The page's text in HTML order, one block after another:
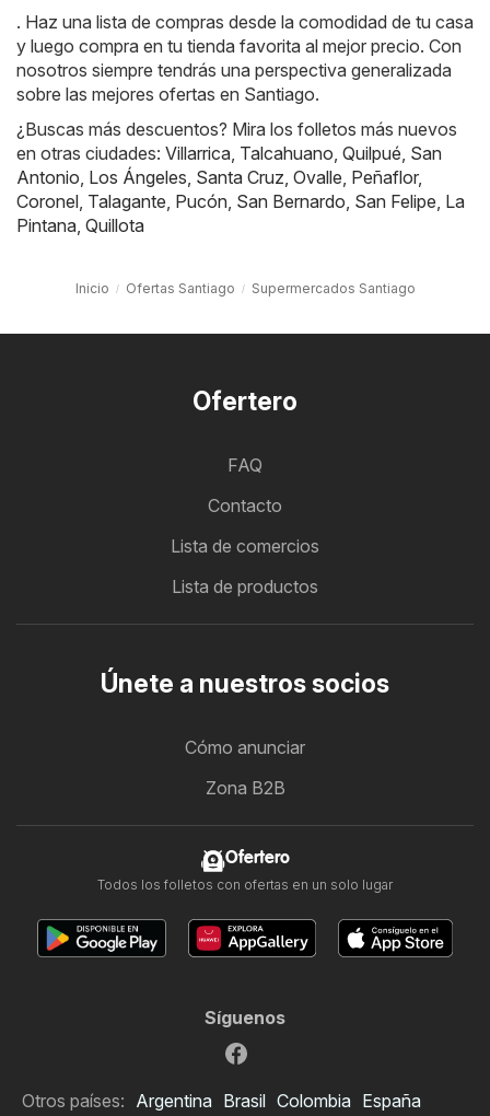
. Haz una lista de compras desde la comodidad de tu casa
y luego compra en tu tienda favorita al mejor precio. Con
nosotros siempre tendrás una perspectiva generalizada
sobre las mejores ofertas en Santiago.
¿Buscas más descuentos? Mira los folletos más nuevos
en otras ciudades: Villarrica Talcahuano Quilpué San
Antonio Los Ángeles Santa Cruz Ovalle Peñaflor,
Coronel Talagante Pucón San Bernardo San Felipe La
Pintana Quillota
Inicio Ofertas Santiago Supermercados Santiago
Ofertero
FAQ
Contacto
Lista de comercios
Lista de productos
Únete a nuestros socios
Cómo anunciar
Zona B2B
Ofertero
Todos los folletos con ofertas en un solo lugar
Síguenos
Otros países: Argentina Brasil Colombia España